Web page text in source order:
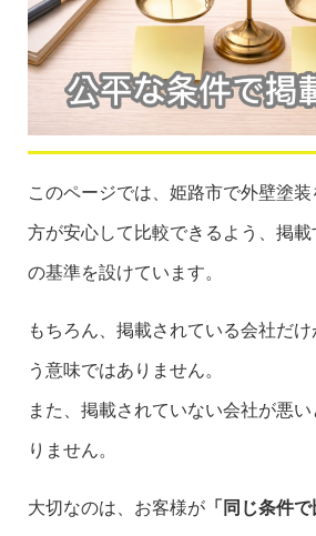
このページでは、姫路市で外壁塗
方が安心して比較できるよう、掲
の基準を設けています。
もちろん、掲載されている会社だ
う意味ではありません。
また、掲載されていない会社が悪
りません。
大切なのは、お客様が 「同じ条件